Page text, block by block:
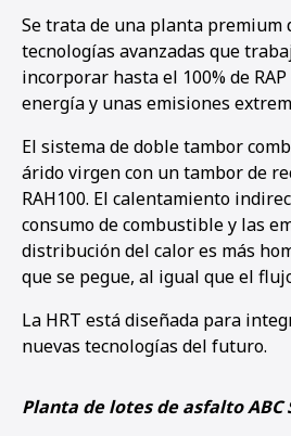
Se trata de una planta premium
tecnologías avanzadas que
incorporar hasta el 100% de
energía y unas emisiones
El sistema de doble tambor
árido virgen con un tambor de
RAH100. El calentamiento
consumo de combustible y las
distribución del calor es más
que se pegue, al igual que el
La HRT está diseñada para
nuevas tecnologías del futuro.
Planta de lotes de asfalto ABC